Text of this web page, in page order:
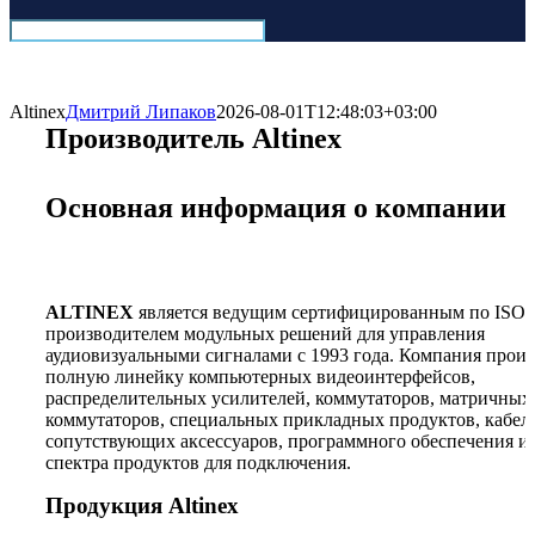
AltinexДмитрий Липаков2026-08-01T12:48:03+03:00
Производитель Altinex
Основная информация о компании
ALTINEX является ведущим сертифицированным по ISO
производителем модульных решений для управления
аудиовизуальными сигналами с 1993 года. Компания
полную линейку компьютерных видеоинтерфейсов,
распределительных усилителей, коммутаторов, матричных
коммутаторов, специальных прикладных продуктов,
сопутствующих аксессуаров, программного обеспечения
спектра продуктов для подключения.
Продукция Altinex